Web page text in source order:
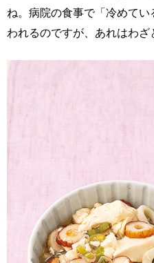
ね。病院の食事で「冷めて
われるのですが、あれはわざ